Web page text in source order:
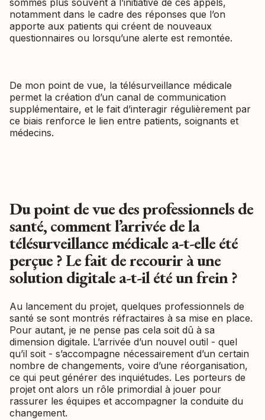
sommes plus souvent à l’initiative de ces appels,
notamment dans le cadre des réponses que l’on
apporte aux patients qui créent de nouveaux
questionnaires ou lorsqu’une alerte est remontée.
De mon point de vue, la télésurveillance médicale
permet la création d’un canal de communication
supplémentaire, et le fait d’interagir régulièrement par
ce biais renforce le lien entre patients, soignants et
médecins.
Du point de vue des professionnels de
santé, comment l’arrivée de la
télésurveillance médicale a-t-elle été
perçue ? Le fait de recourir à une
solution digitale a-t-il été un frein ?
Au lancement du projet, quelques professionnels de
santé se sont montrés réfractaires à sa mise en place.
Pour autant, je ne pense pas cela soit dû à sa
dimension digitale. L’arrivée d’un nouvel outil - quel
qu’il soit - s’accompagne nécessairement d’un certain
nombre de changements, voire d’une réorganisation,
ce qui peut générer des inquiétudes. Les porteurs de
projet ont alors un rôle primordial à jouer pour
rassurer les équipes et accompagner la conduite du
changement.